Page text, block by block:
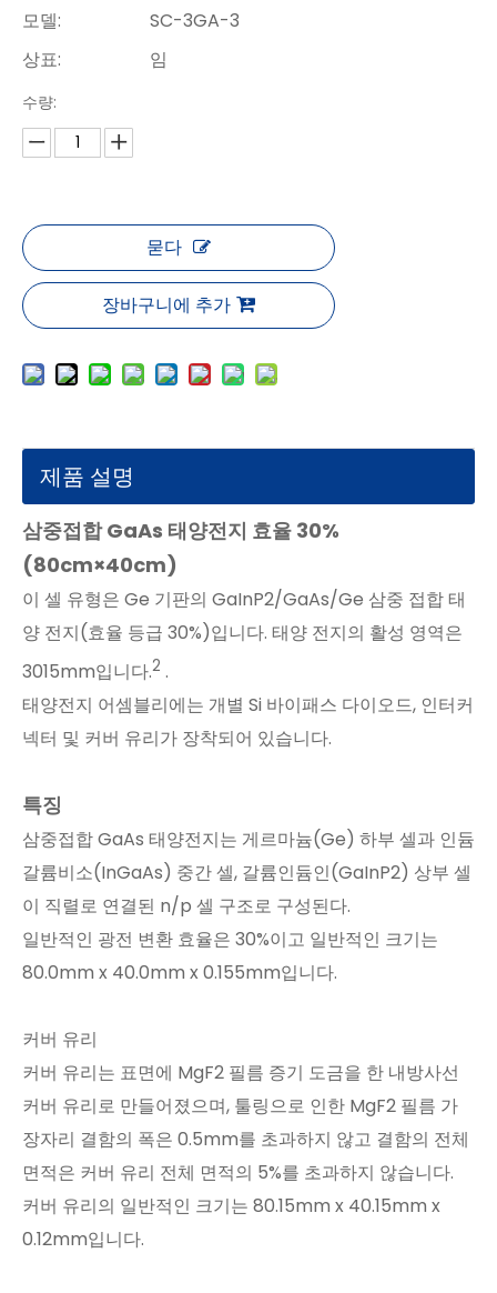
모델:
SC-3GA-3
상표:
임
수량:
묻다
장바구니에 추가
제품 설명
삼중접합 GaAs 태양전지 효율 30%
(80cm×40cm)
이 셀 유형은 Ge 기판의 GaInP2/GaAs/Ge 삼중 접합 태
양 전지(효율 등급 30%)입니다. 태양 전지의 활성 영역은
3015mm입니다.2 .
태양전지 어셈블리에는 개별 Si 바이패스 다이오드, 인터커
넥터 및 커버 유리가 장착되어 있습니다.
특징
삼중접합 GaAs 태양전지는 게르마늄(Ge) 하부 셀과 인듐
갈륨비소(InGaAs) 중간 셀, 갈륨인듐인(GaInP2) 상부 셀
이 직렬로 연결된 n/p 셀 구조로 구성된다.
일반적인 광전 변환 효율은 30%이고 일반적인 크기는
80.0mm x 40.0mm x 0.155mm입니다.
커버 유리
커버 유리는 표면에 MgF2 필름 증기 도금을 한 내방사선
커버 유리로 만들어졌으며, 툴링으로 인한 MgF2 필름 가
장자리 결함의 폭은 0.5mm를 초과하지 않고 결함의 전체
면적은 커버 유리 전체 면적의 5%를 초과하지 않습니다.
커버 유리의 일반적인 크기는 80.15mm x 40.15mm x
0.12mm입니다.